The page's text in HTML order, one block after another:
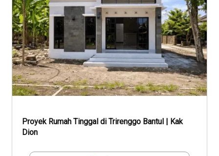
Proyek Rumah Tinggal di Trirenggo Bantul | Kak
Dion